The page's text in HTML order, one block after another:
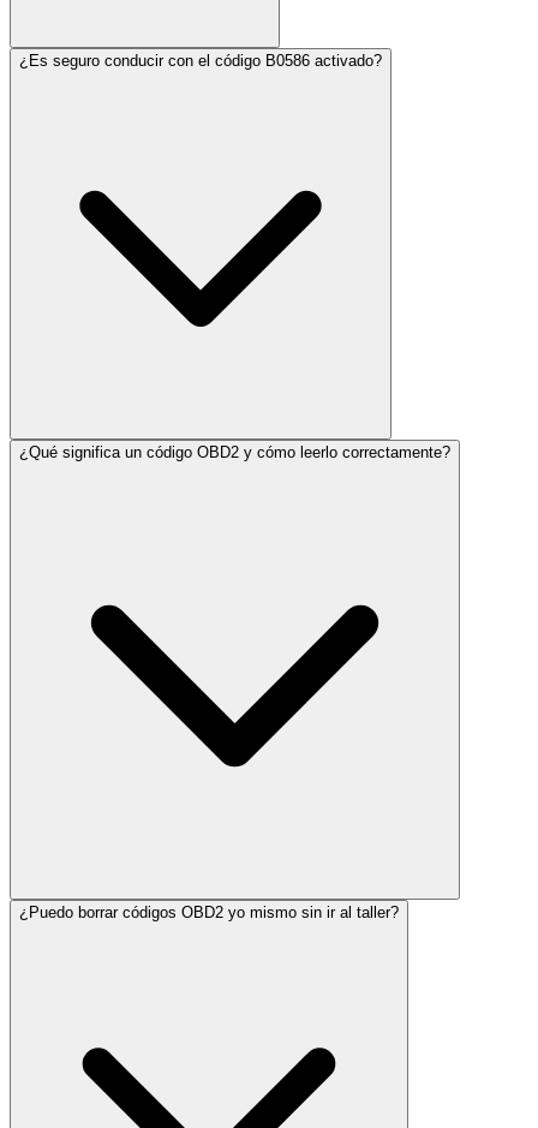
¿Es seguro conducir con el código B0586 activado?
¿Qué significa un código OBD2 y cómo leerlo correctamente?
¿Puedo borrar códigos OBD2 yo mismo sin ir al taller?